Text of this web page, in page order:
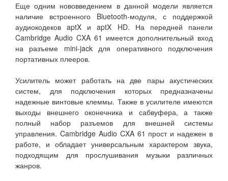
Еще одним нововведением в данной модели является
наличие встроенного Bluetooth-модуля, с поддержкой
аудиокодеков aptX и aptX HD. На передней панели
Cambridge Audio CXA 61 имеется дополнительный вход
на разъеме mini-jack для оперативного подключения
портативных плееров.
Усилитель может работать на две пары акустических
систем, для подключения которых предназначены
надежные винтовые клеммы. Также в усилителе имеются
выходы внешнего оконечника и сабвуфера, а также
полный набор разъемов для внешней системы
управления. Cambridge Audio CXA 61 прост и надежен в
работе, и обладает универсальным характером звука,
подходящим для прослушивания музыки различных
жанров.